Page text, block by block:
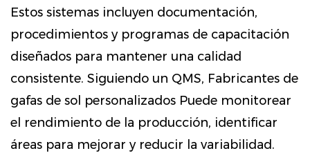
Estos sistemas incluyen documentación,
procedimientos y programas de capacitación
diseñados para mantener una calidad
consistente. Siguiendo un QMS, Fabricantes de
gafas de sol personalizados Puede monitorear
el rendimiento de la producción, identificar
áreas para mejorar y reducir la variabilidad.